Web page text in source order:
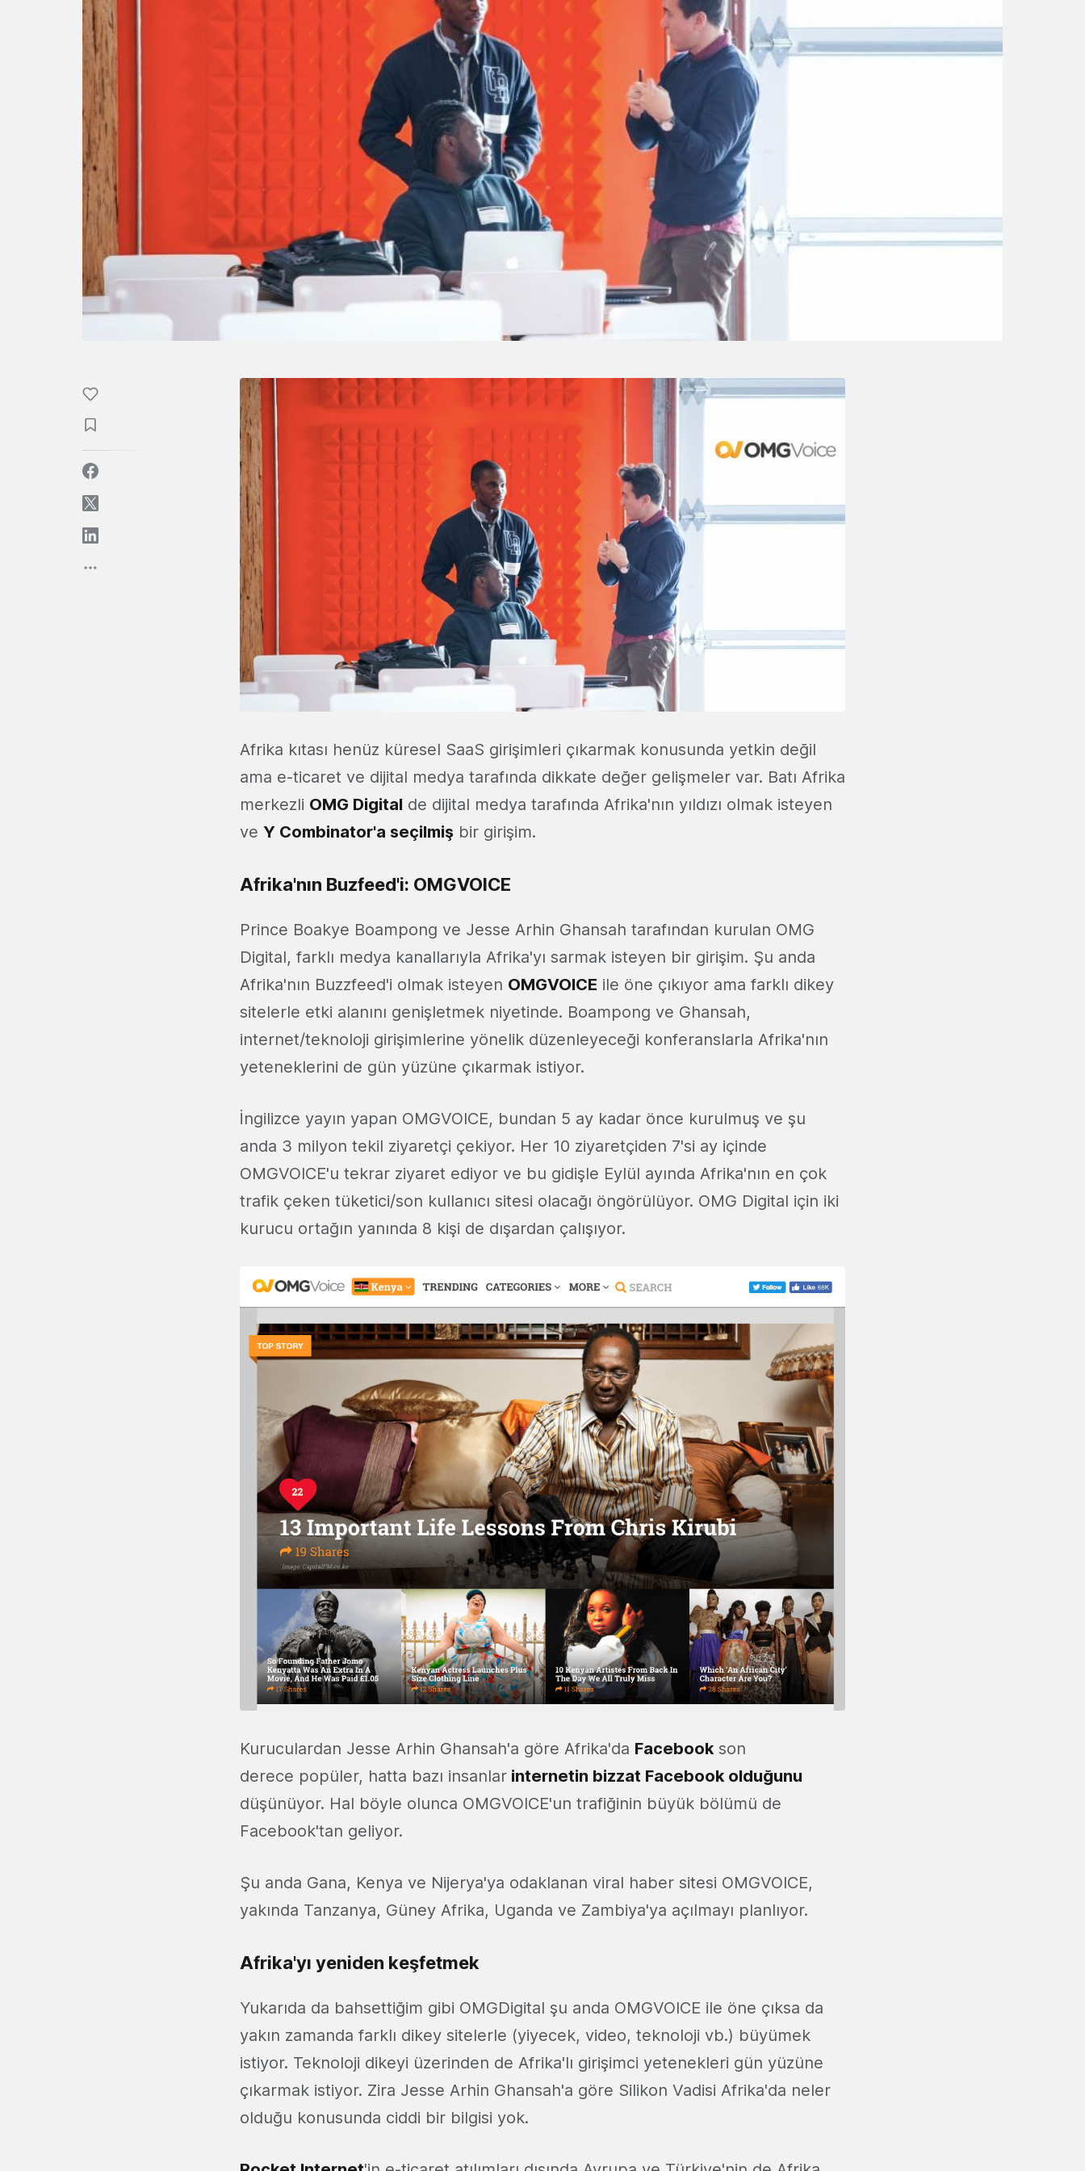
Afrika kıtası henüz küresel SaaS girişimleri çıkarmak konusunda yetkin değil
ama e-ticaret ve dijital medya tarafında dikkate değer gelişmeler var. Batı Afrika
merkezli OMG Digital de dijital medya tarafında Afrika'nın yıldızı olmak isteyen
ve Y Combinator'a seçilmiş bir girişim.
Afrika'nın Buzfeed'i: OMGVOICE
Prince Boakye Boampong ve Jesse Arhin Ghansah tarafından kurulan OMG
Digital, farklı medya kanallarıyla Afrika'yı sarmak isteyen bir girişim. Şu anda
Afrika'nın Buzzfeed'i olmak isteyen OMGVOICE ile öne çıkıyor ama farklı dikey
sitelerle etki alanını genişletmek niyetinde. Boampong ve Ghansah,
internet/teknoloji girişimlerine yönelik düzenleyeceği konferanslarla Afrika'nın
yeteneklerini de gün yüzüne çıkarmak istiyor.
İngilizce yayın yapan OMGVOICE, bundan 5 ay kadar önce kurulmuş ve şu
anda 3 milyon tekil ziyaretçi çekiyor. Her 10 ziyaretçiden 7'si ay içinde
OMGVOICE'u tekrar ziyaret ediyor ve bu gidişle Eylül ayında Afrika'nın en çok
trafik çeken tüketici/son kullanıcı sitesi olacağı öngörülüyor. OMG Digital için iki
kurucu ortağın yanında 8 kişi de dışardan çalışıyor.
Kuruculardan Jesse Arhin Ghansah'a göre Afrika'da Facebook son
derece popüler, hatta bazı insanlar internetin bizzat Facebook olduğunu
düşünüyor. Hal böyle olunca OMGVOICE'un trafiğinin büyük bölümü de
Facebook'tan geliyor.
Şu anda Gana, Kenya ve Nijerya'ya odaklanan viral haber sitesi OMGVOICE,
yakında Tanzanya, Güney Afrika, Uganda ve Zambiya'ya açılmayı planlıyor.
Afrika'yı yeniden keşfetmek
Yukarıda da bahsettiğim gibi OMGDigital şu anda OMGVOICE ile öne çıksa da
yakın zamanda farklı dikey sitelerle (yiyecek, video, teknoloji vb.) büyümek
istiyor. Teknoloji dikeyi üzerinden de Afrika'lı girişimci yetenekleri gün yüzüne
çıkarmak istiyor. Zira Jesse Arhin Ghansah'a göre Silikon Vadisi Afrika'da neler
olduğu konusunda ciddi bir bilgisi yok.